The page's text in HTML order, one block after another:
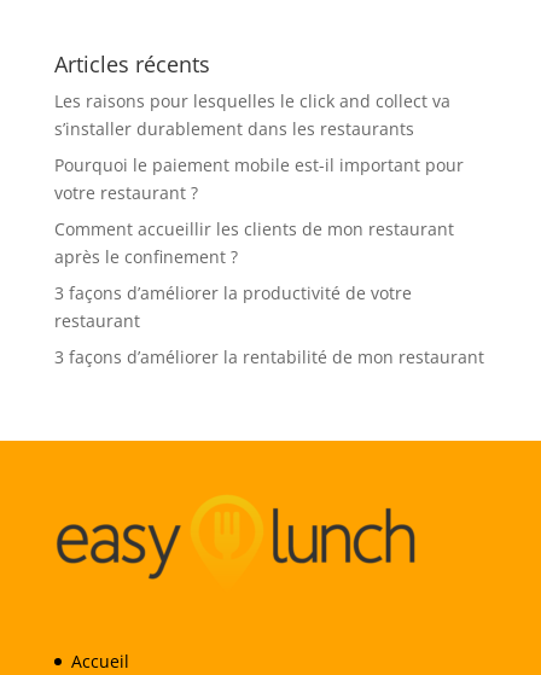
Articles récents
Les raisons pour lesquelles le click and collect va
s’installer durablement dans les restaurants
Pourquoi le paiement mobile est-il important pour
votre restaurant ?
Comment accueillir les clients de mon restaurant
après le confinement ?
3 façons d’améliorer la productivité de votre
restaurant
3 façons d’améliorer la rentabilité de mon restaurant
Accueil